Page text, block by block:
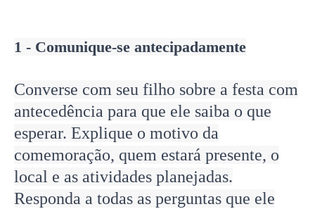
1 - Comunique-se antecipadamente
Converse com seu filho sobre a festa com
antecedência para que ele saiba o que
esperar. Explique o motivo da
comemoração, quem estará presente, o
local e as atividades planejadas.
Responda a todas as perguntas que ele